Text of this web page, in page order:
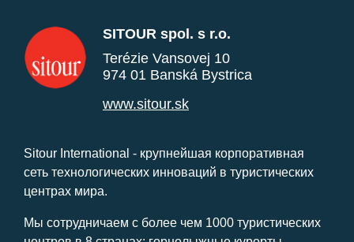
SITOUR spol. s r.o.
Terézie Vansovej 10
974 01 Banská Bystrica
www.sitour.sk
Sitour International - крупнейшая корпоративная
сеть технологических инноваций в туристических
центрах мира.
Мы сотрудничаем с более чем 1000 туристических